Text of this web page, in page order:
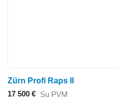
Zürn Profi Raps II
17 500 € Su PVM